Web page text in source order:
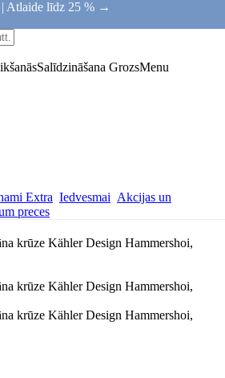
Atlaide līdz 25 % →
Salīdzināšana GrozsMenu
Extra Iedvesmai Akcijas un
preces